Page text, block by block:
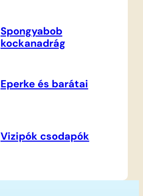
Spongyabob
kockanadrág
Eperke és barátai
Vizipók csodapók